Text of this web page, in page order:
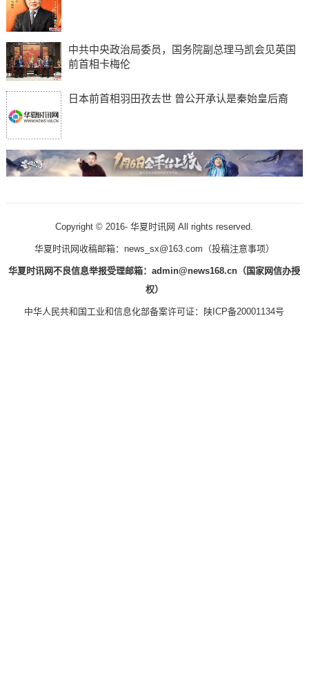
中共中央政治局委员，国务院副总理马凯会见英国
前首相卡梅伦
日本前首相羽田孜去世 曾公开承认是秦始皇后裔
Copyright © 2016- 华夏时讯网 All rights reserved.
华夏时讯网收稿邮箱：news_sx@163.com（投稿注意事项）
华夏时讯网不良信息举报受理邮箱：admin@news168.cn（国家网信办授
权）
中华人民共和国工业和信息化部备案许可证： 陕ICP备20001134号